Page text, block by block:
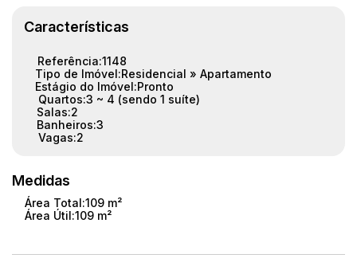
aparelhos de ar-condicionado, o conforto térmico está
Com 2 vagas de garagem, este imóvel é ideal para quem
busca espaço, funcionalidade e conforto. Não perca
essa oportunidade única em uma ótima localização.
Marque sua visita agora mesmo! 🏡🔑
Área útil: 109m²
Entre em contato para mais informações! 📞✨
Características
Referência:1148
Tipo de Imóvel:Residencial » Apartamento
Estágio do Imóvel:Pronto
Quartos:3 ~ 4 (sendo 1 suíte)
Salas:2
Banheiros:3
Vagas:2
Medidas
Área Total:109 m²
Área Útil:109 m²